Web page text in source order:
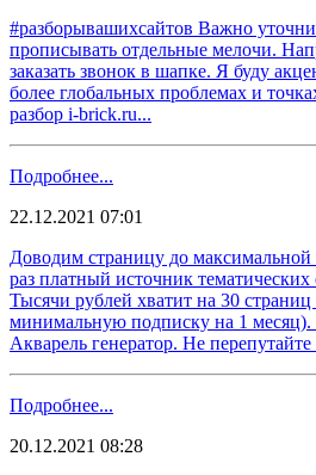
#разборывашихсайтов Важно
прописывать отдельные мелочи.
заказать звонок в шапке. Я буду
более глобальных проблемах и
разбор i-brick.ru...
Подробнее...
22.12.2021 07:01
Доводим страницу до максимальной
раз платный источник
Тысячи рублей хватит на 30 страниц
минимальную подписку на 1 месяц).
Акварель генератор. Не перепутайте
Подробнее...
20.12.2021 08:28